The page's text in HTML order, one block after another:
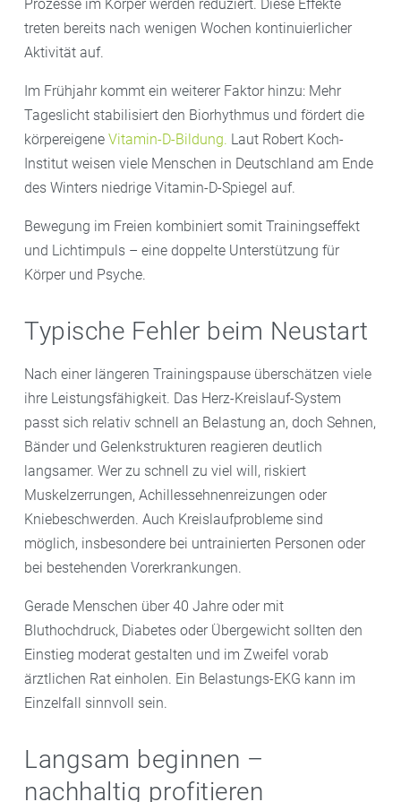
Prozesse im Körper werden reduziert. Diese Effekte
treten bereits nach wenigen Wochen kontinuierlicher
Aktivität auf.
Im Frühjahr kommt ein weiterer Faktor hinzu: Mehr
Tageslicht stabilisiert den Biorhythmus und fördert die
körpereigene Vitamin-D-Bildung. Laut Robert Koch-
Institut weisen viele Menschen in Deutschland am Ende
des Winters niedrige Vitamin-D-Spiegel auf.
Bewegung im Freien kombiniert somit Trainingseffekt
und Lichtimpuls – eine doppelte Unterstützung für
Körper und Psyche.
Typische Fehler beim Neustart
Nach einer längeren Trainingspause überschätzen viele
ihre Leistungsfähigkeit. Das Herz-Kreislauf-System
passt sich relativ schnell an Belastung an, doch Sehnen,
Bänder und Gelenkstrukturen reagieren deutlich
langsamer. Wer zu schnell zu viel will, riskiert
Muskelzerrungen, Achillessehnenreizungen oder
Kniebeschwerden. Auch Kreislaufprobleme sind
möglich, insbesondere bei untrainierten Personen oder
bei bestehenden Vorerkrankungen.
Gerade Menschen über 40 Jahre oder mit
Bluthochdruck, Diabetes oder Übergewicht sollten den
Einstieg moderat gestalten und im Zweifel vorab
ärztlichen Rat einholen. Ein Belastungs-EKG kann im
Einzelfall sinnvoll sein.
Langsam beginnen –
nachhaltig profitieren